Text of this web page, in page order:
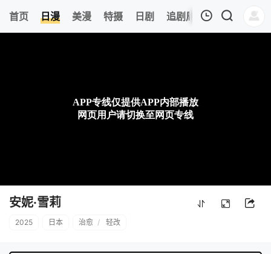
首页 日漫 美漫 特摄 日剧 追剧周表 今日更新
安妮·雪莉
2025 日本 治愈 / 轻改